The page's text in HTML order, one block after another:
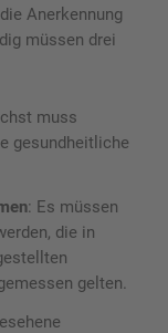
Anerkennung
müssen drei
muss
gesundheitliche
: Es müssen
die in
gelten.